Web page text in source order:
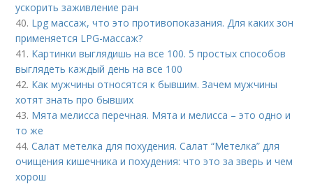
ускорить заживление ран
40. Lpg массаж, что это противопоказания. Для каких зон
применяется LPG-массаж?
41. Картинки выглядишь на все 100. 5 простых способов
выглядеть каждый день на все 100
42. Как мужчины относятся к бывшим. Зачем мужчины
хотят знать про бывших
43. Мята мелисса перечная. Мята и мелисса – это одно и
то же
44.Салат метелка для похудения. Салат “Метелка” для
очищения кишечника и похудения: что это за зверь и чем
хорош